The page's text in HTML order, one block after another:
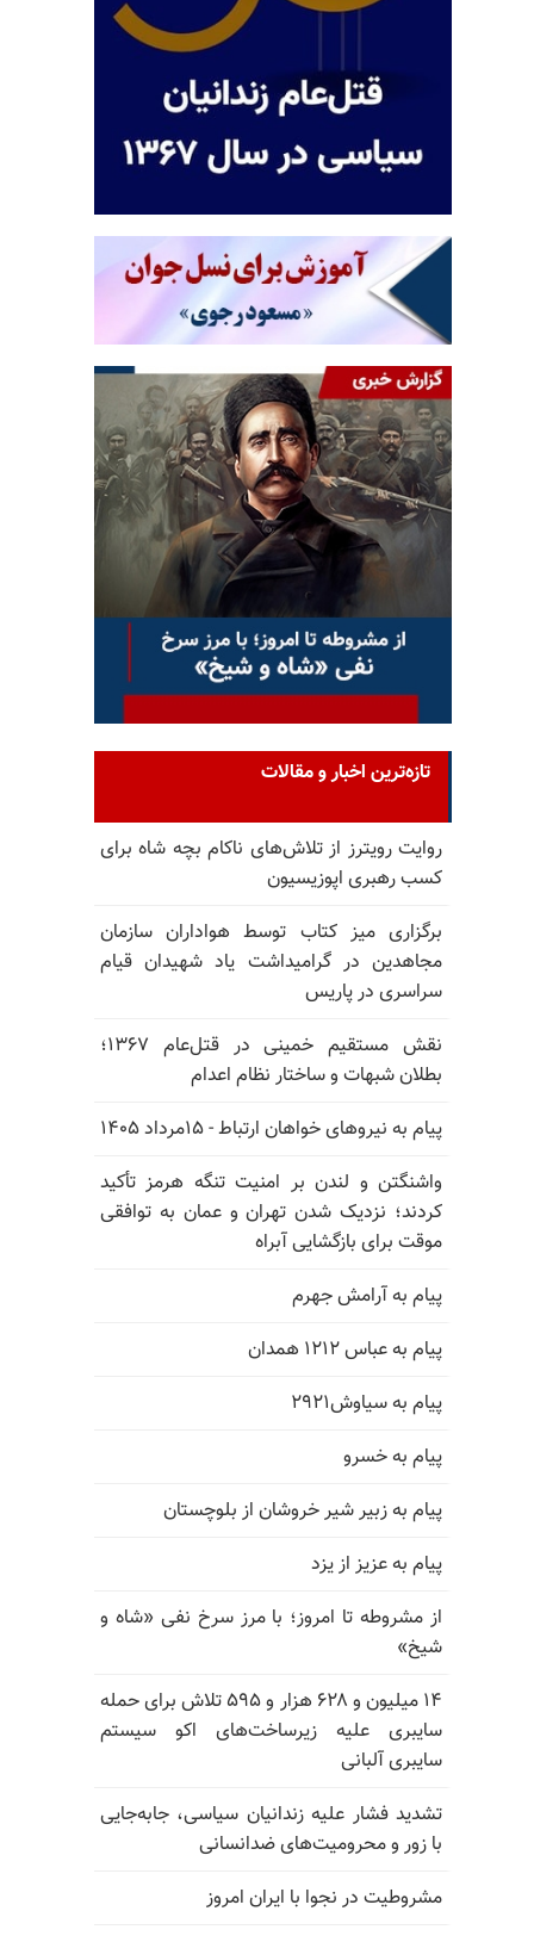
تازه‌ترین اخبار و مقالات
روایت رویترز از تلاش‌های ناکام بچه شاه برای
کسب رهبری اپوزیسیون
برگزاری میز کتاب توسط هواداران سازمان
مجاهدین در گرامیداشت یاد شهیدان قیام
سراسری در پاریس
نقش مستقیم خمینی در قتل‌عام ۱۳۶۷؛
بطلان شبهات و ساختار نظام اعدام
پیام به نیروهای خواهان ارتباط - ۱۵مرداد ۱۴۰۵
واشنگتن و لندن بر امنیت تنگه هرمز تأکید
کردند؛ نزدیک شدن تهران و عمان به توافقی
موقت برای بازگشایی آبراه
پیام به آرامش جهرم
پیام به عباس ۱۲۱۲ همدان
پیام به سیاوش۲۹۲۱
پیام به خسرو
پیام به زبیر شیر خروشان از بلوچستان
پیام به عزیز از یزد
از مشروطه تا امروز؛ با مرز سرخ نفی «شاه و
شیخ»
۱۴ میلیون و ۶۲۸ هزار و ۵۹۵ تلاش برای حمله
سایبری علیه زیرساخت‌های اکو سیستم
سایبری آلبانی
تشدید فشار علیه زندانیان سیاسی، جابه‌جایی
با زور و محرومیت‌های ضدانسانی
مشروطیت در نجوا با ایران امروز